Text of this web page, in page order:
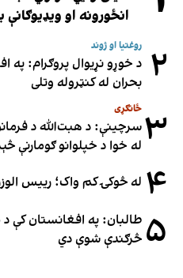
انځورونه او
۲ روغتیا او ژوند
د خوړو نړیوال پروګرام: په
بحران له کنټروله وتلی
۳ ځانګړی
سرچینې: د هبت‌الله د
له خوا د خپلوانو ګومارنې
۴ له څوکۍ کم واک؛ رییس
۵ طالبان: په افغانستان کې
څرګندې شوې دي